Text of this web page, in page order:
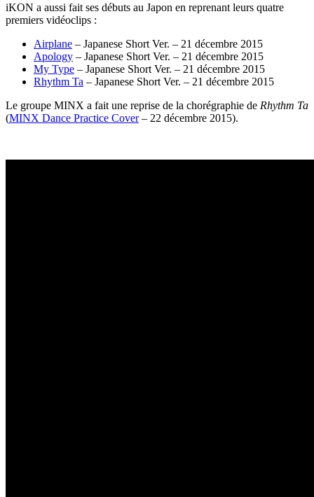
iKON a aussi fait ses débuts au Japon en reprenant leurs quatre
premiers vidéoclips :
Airplane – Japanese Short Ver. – 21 décembre 2015
Apology – Japanese Short Ver. – 21 décembre 2015
My Type – Japanese Short Ver. – 21 décembre 2015
Rhythm Ta – Japanese Short Ver. – 21 décembre 2015
Le groupe MINX a fait une reprise de la chorégraphie de Rhythm Ta
(MINX Dance Practice Cover– 22 décembre 2015).